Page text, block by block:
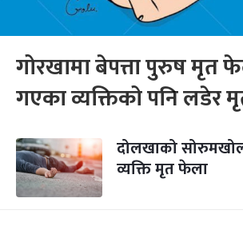
गोरखामा बेपत्ता पुरुष मृत
गएका व्यक्तिको पनि लडेर
दोलखाको
व्यक्ति मृत फेला